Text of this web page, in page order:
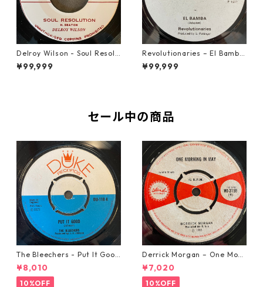
Delroy Wilson - Soul Resolu
tion【7-21935】
¥99,999
Revolutionaries – El Bamba
【7-21855】
¥99,999
セール中の商品
The Bleechers - Put It Good
【7-21637】
¥8,010
10%OFF
Derrick Morgan – One Morn
ing In May【7-21653】
¥7,020
10%OFF